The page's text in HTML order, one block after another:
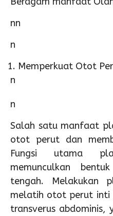
nn
n
Memperkuat Otot
n
n
Salah satu manfaat
otot perut dan
Fungsi utama
memunculkan
tengah. Melakukan
melatih otot perut inti
transverus